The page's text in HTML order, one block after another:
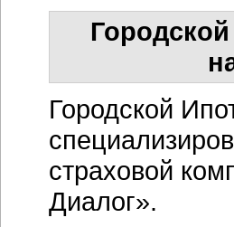
Городской
страховой
Диалог».